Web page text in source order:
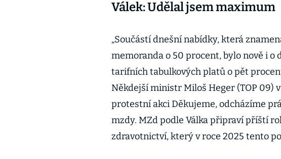
Válek: Udělal jsem maximum
„Součástí dnešní nabídky, která
memoranda o 50 procent, bylo nově i o
tarifních tabulkových platů o pět
Někdejší ministr Miloš Heger (TOP 09)
protestní akci Děkujeme, odcházíme
mzdy. MZd podle Válka připraví příští
zdravotnictví, který v roce 2025 tento